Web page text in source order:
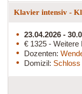
Klavier intensiv -
23.04.2026 -
€ 1325 - Weitere
Dozenten:
Domizil: Schloss